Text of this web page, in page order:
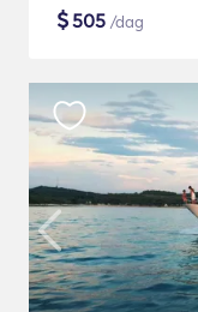
$505 /dag